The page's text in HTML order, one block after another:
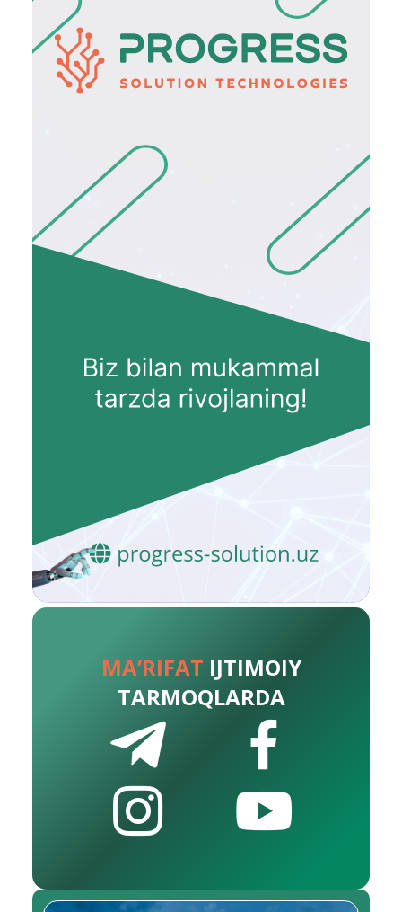
MA’RIFAT IJTIMOIY
TARMOQLARDA